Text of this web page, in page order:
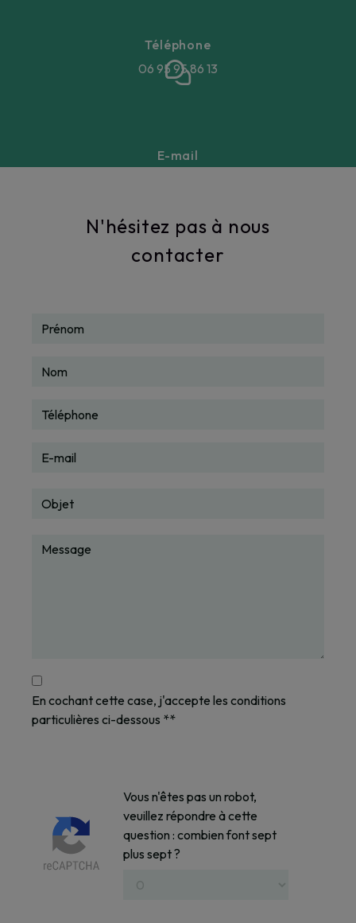
Téléphone
06 95 95 86 13
E-mail
N'hésitez pas à nous
contacter
En cochant cette case, j'accepte les conditions
particulières ci-dessous **
Vous n'êtes pas un robot,
veuillez répondre à cette
question : combien font sept
plus sept ?